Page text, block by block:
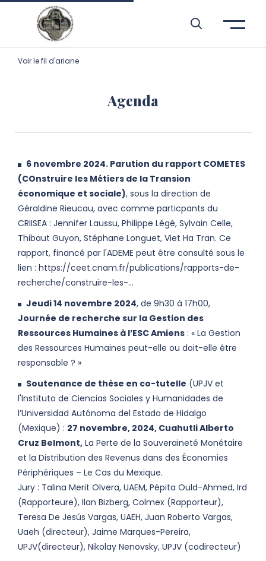
Aller à l’entête de page
Aller au menu principale
Aller au contenu principal
Aller à la recherche
Passer aux cookies
Aller au pied de page
Voir le fil d'ariane
Agenda
6 novembre 2024. Parution du rapport COMETES
(COnstruire les Métiers de la Transion
économique et sociale), sous la direction de
Géraldine Rieucau, avec comme particpants du
CRIISEA : Jennifer Laussu, Philippe Légé, Sylvain Celle,
Thibaut Guyon, Stéphane Longuet, Viet Ha Tran. Ce
rapport, financé par l'ADEME peut être consulté sous le
lien : https://ceet.cnam.fr/publications/rapports-de-
recherche/construire-les-…
Jeudi 14 novembre 2024, de 9h30 à 17h00,
Journée de recherche sur la Gestion des
Ressources Humaines à l’ESC Amiens : « La Gestion
des Ressources Humaines peut-elle ou doit-elle être
responsable ? »
Soutenance de thèse en co-tutelle (UPJV et
l'Instituto de Ciencias Sociales y Humanidades de
l’Universidad Autónoma del Estado de Hidalgo
(Mexique) : 27 novembre, 2024, Cuahutli Alberto
Cruz Belmont, La Perte de la Souveraineté Monétaire
et la Distribution des Revenus dans des Économies
Périphériques – Le Cas du Mexique.
Jury : Talina Merit Olvera, UAEM, Pépita Ould-Ahmed, Ird
(Rapporteure), Ilan Bizberg, Colmex (Rapporteur),
Teresa De Jesús Vargas, UAEH, Juan Roberto Vargas,
Uaeh (directeur), Jaime Marques-Pereira,
UPJV(directeur), Nikolay Nenovsky, UPJV (codirecteur)